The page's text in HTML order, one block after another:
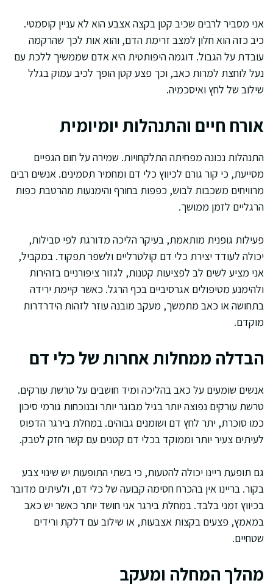
אני מסביר לרבים שכיב קטן בקצה אצבע הוא לא עניין קוסמטי.
כיב כזה הוא חלון למצב זרימת הדם, והוא אות לכך שהרקמה
עובדת על הגבול. דוגמה היפותטית היא אדם שממשיך ללכת עם
נעל לוחצת למרות כאב, וכך פצע קטן הופך לכיב עמוק בגלל
שילוב של לחץ ואיסכמיה.
אורח חיים והתנהלות יומיומית
התנהלות נכונה מפחיתה התלקחויות. שמירה על חום הגפיים
מסייעת, כי קור גורם לכיווץ כלי דם ומחמיר תסמינים. אנשים רבים
מרוויחים משכבות לבוש, כפפות בחורף והימנעות מהרטבת כפות
הרגליים לזמן ממושך.
פעילות גופנית מותאמת, בעיקר הליכה מדורגת לפי סבילות,
יכולה לעודד יצירת כלי דם קולטרליים ולשפר תפקוד. במקביל,
אני מציע לשים לב לפציעות קטנות, לגזור ציפורניים בזהירות
ולהימנע מטיפולים אגרסיביים בכף הרגל. כאשר קיימת ירידה
בתחושה או כאב מתמשך, מעקב מובנה עוזר לזהות הידרדרות
מוקדם.
הבדלה ממחלות אחרות של כלי דם
אנשים שומעים על כאב בהליכה ומיד חושבים על טרשת עורקים.
טרשת עורקים נפוצה יותר בגיל מבוגר יותר ובנוכחות גורמי סיכון
כמו סוכרת, יתר לחץ דם ושומנים גבוהים. במחלת בירגר הדפוס
לעיתים צעיר יותר וממוקד בכלי דם קטנים עם קשר חזק לטבק.
גם תופעת ריינו יכולה להטעות, כי בשתי התופעות יש שינוי צבע
בקור. בריינו אין בהכרח חסימה קבועה של כלי דם, ולעיתים מדובר
בכיווץ זמני בלבד. במחלת בירגר אני חושד יותר כאשר יש כאב
במאמץ, פצעים בקצות אצבעות, או שילוב עם דלקת ורידים
שטחיים.
מהלך המחלה ומעקב